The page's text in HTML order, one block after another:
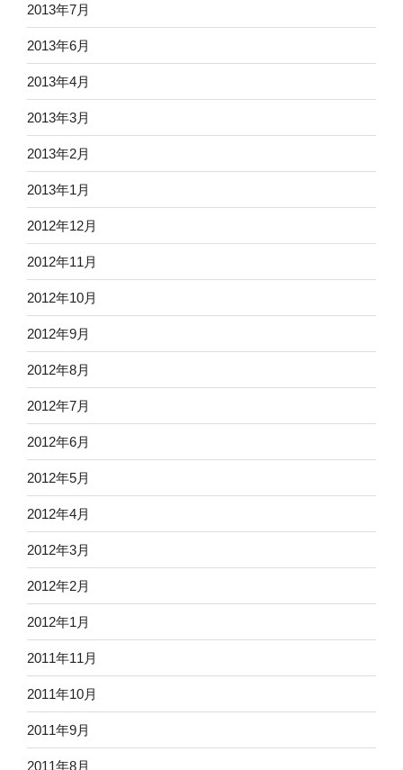
2013年7月
2013年6月
2013年4月
2013年3月
2013年2月
2013年1月
2012年12月
2012年11月
2012年10月
2012年9月
2012年8月
2012年7月
2012年6月
2012年5月
2012年4月
2012年3月
2012年2月
2012年1月
2011年11月
2011年10月
2011年9月
2011年8月